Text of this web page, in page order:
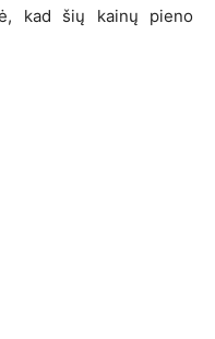
kad šių kainų pieno